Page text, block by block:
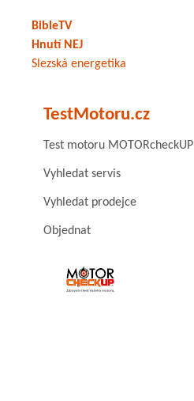
BibleTV
Hnutí NEJ
Slezská energetika
TestMotoru.cz
Test motoru MOTORcheckUP
Vyhledat servis
Vyhledat prodejce
Objednat